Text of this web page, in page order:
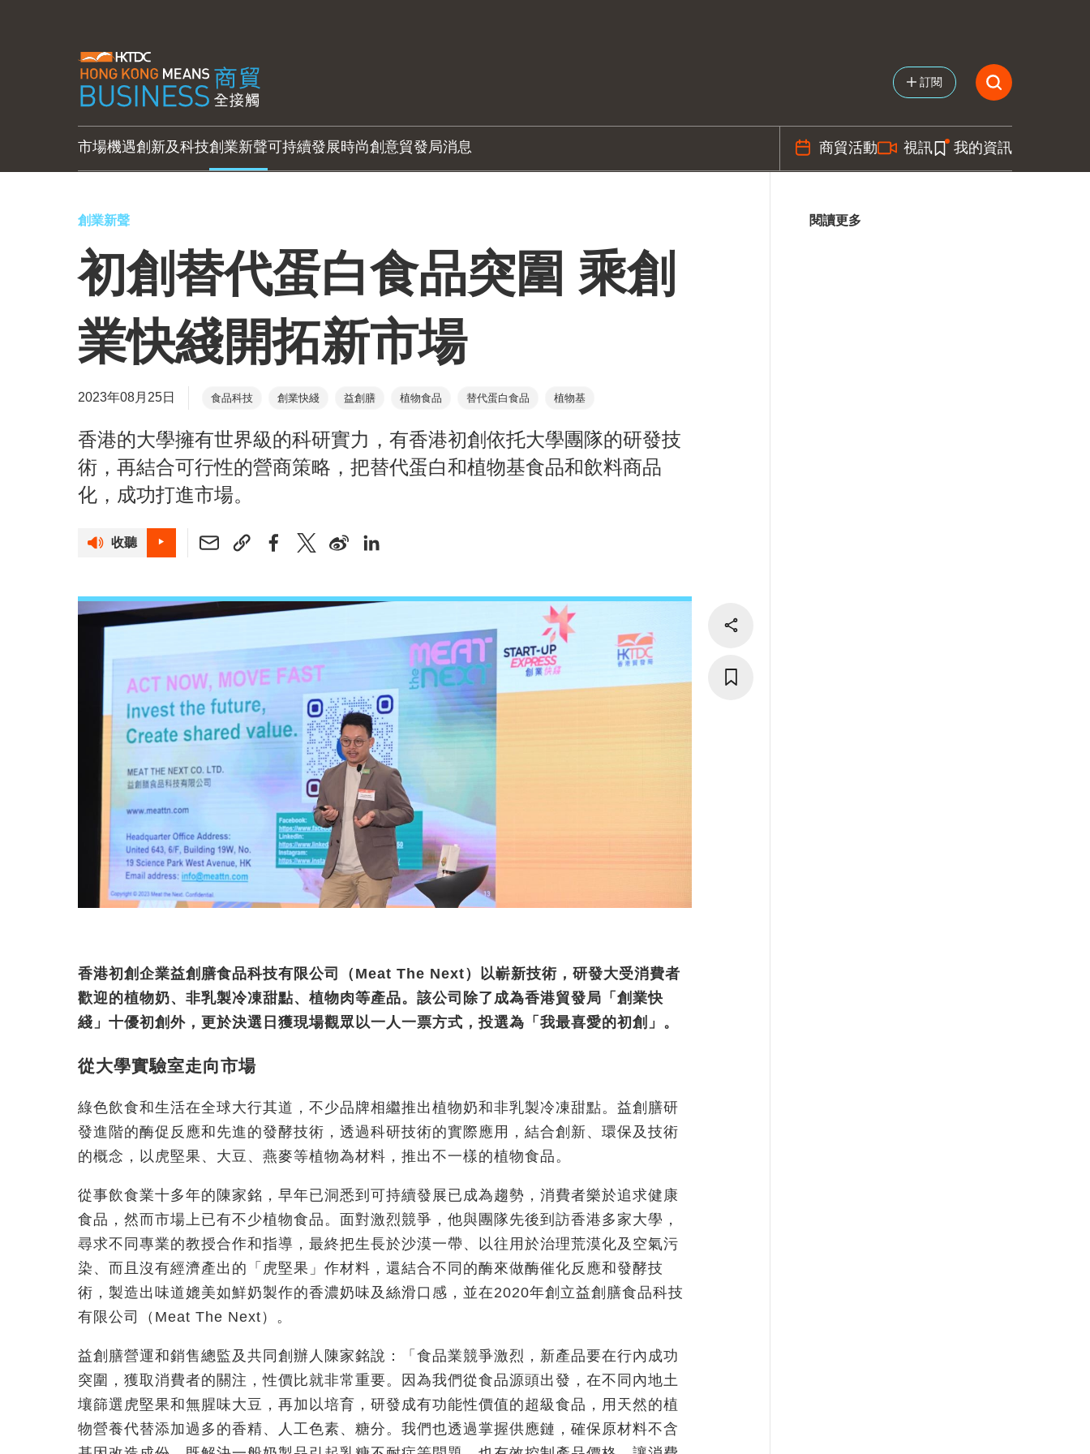
訂閱
市場機遇創新及科技創業新聲可持續發展時尚創意貿發局消息 商貿活動 視訊 我的資訊
創業新聲
初創替代蛋白食品突圍 乘創
業快綫開拓新市場
2023年08月25日 食品科技 創業快綫 益創膳 植物食品 替代蛋白食品
植物基
香港的大學擁有世界級的科研實力，有香港初創依托大學團隊的研發技
術，再結合可行性的營商策略，把替代蛋白和植物基食品和飲料商品
化，成功打進市場。
收聽
香港初創企業益創膳食品科技有限公司（ Meat The Next）以嶄新技術，研發大受消費者
歡迎的植物奶、非乳製冷凍甜點、植物肉等產品。該公司除了成為香港貿發局「創業快
綫」十優初創外，更於決選日獲現場觀眾以一人一票方式，投選為「我最喜愛的初創」。
從大學實驗室走向市場
綠色飲食和生活在全球大行其道，不少品牌相繼推出植物奶和非乳製冷凍甜點。益創膳研
發進階的酶促反應和先進的發酵技術，透過科研技術的實際應用，結合創新、環保及技術
的概念，以虎堅果、大豆、燕麥等植物為材料，推出不一樣的植物食品。
從事飲食業十多年的陳家銘，早年已洞悉到可持續發展已成為趨勢，消費者樂於追求健康
食品，然而市場上已有不少植物食品。面對激烈競爭，他與團隊先後到訪香港多家大學，
尋求不同專業的教授合作和指導，最終把生長於沙漠一帶、以往用於治理荒漠化及空氣污
染、而且沒有經濟產出的「虎堅果」作材料，還結合不同的酶來做酶催化反應和發酵技
術，製造出味道媲美如鮮奶製作的香濃奶味及絲滑口感，並在2020年創立益創膳食品科技
有限公司（ Meat The Next ）。
益創膳營運和銷售總監及共同創辦人陳家銘說：「食品業競爭激烈，新產品要在行內成功
突圍，獲取消費者的關注，性價比就非常重要。因為我們從食品源頭出發，在不同內地土
壤篩選虎堅果和無腥味大豆，再加以培育，研發成有功能性價值的超級食品，用天然的植
物營養代替添加過多的香精、人工色素、糖分。我們也透過掌握供應鏈，確保原材料不含
閱讀更多